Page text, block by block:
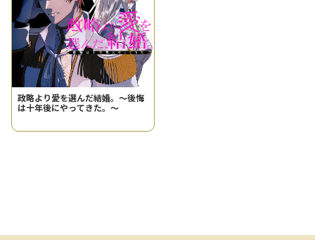
政略より愛を選んだ結婚。～後悔
は十年後にやってきた。～